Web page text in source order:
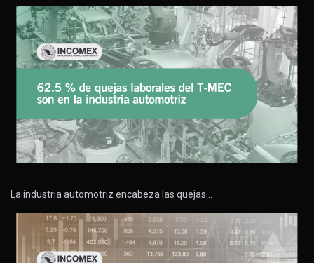
La industria automotriz encabeza las quejas…